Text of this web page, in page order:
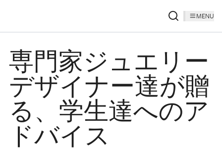
MENU
専門家ジュエリー
デザイナー達が贈
る、学生達へのア
ドバイス